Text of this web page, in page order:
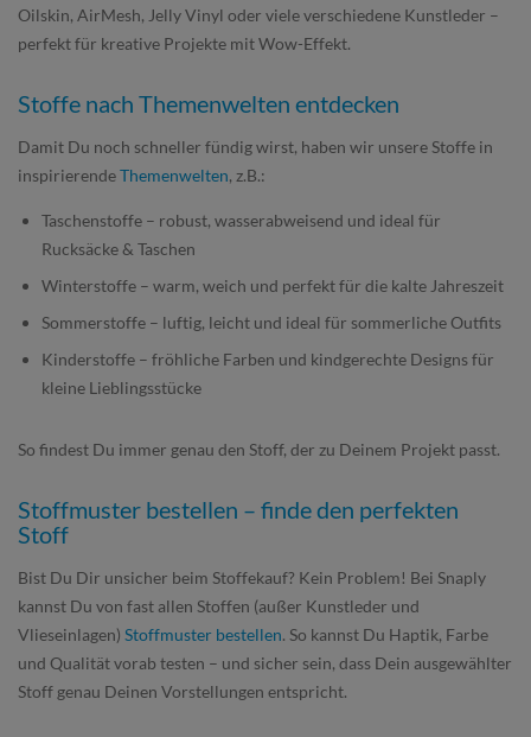
Oilskin, AirMesh, Jelly Vinyl oder viele verschiedene Kunstleder –
perfekt für kreative Projekte mit Wow-Effekt.
Stoffe nach Themenwelten entdecken
Damit Du noch schneller fündig wirst, haben wir unsere Stoffe in
inspirierendeThemenwelten, z.B.:
Taschenstoffe – robust, wasserabweisend und ideal für
Rucksäcke & Taschen
Winterstoffe – warm, weich und perfekt für die kalte Jahreszeit
Sommerstoffe – luftig, leicht und ideal für sommerliche Outfits
Kinderstoffe – fröhliche Farben und kindgerechte Designs für
kleine Lieblingsstücke
So findest Du immer genau den Stoff, der zu Deinem Projekt passt.
Stoffmuster bestellen – finde den perfekten
Stoff
Bist Du Dir unsicher beim Stoffekauf? Kein Problem! Bei Snaply
kannst Du von fast allen Stoffen (außer Kunstleder und
Vlieseinlagen) Stoffmuster bestellen. So kannst Du Haptik, Farbe
und Qualität vorab testen – und sicher sein, dass Dein ausgewählter
Stoff genau Deinen Vorstellungen entspricht.